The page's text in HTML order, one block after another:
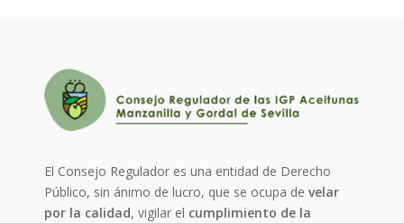
El Consejo Regulador es una entidad de Derecho
Público, sin ánimo de lucro, que se ocupa develar
por la calidad, vigilar el cumplimiento de la